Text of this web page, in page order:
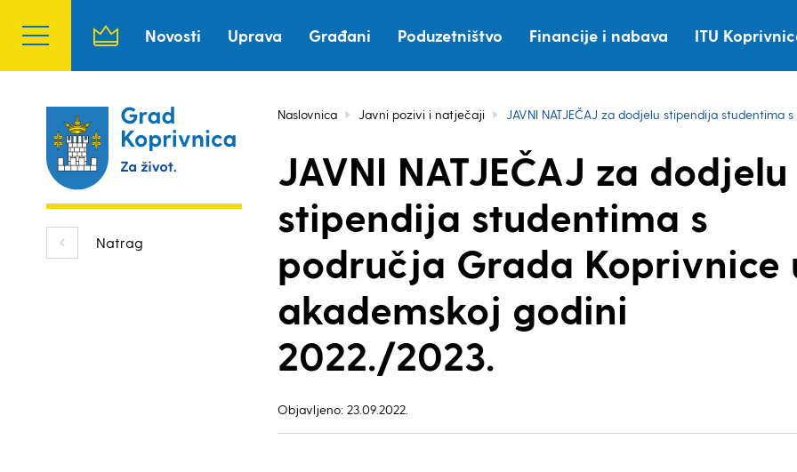
Novosti Uprava Građani Poduzetništvo Financije i nabava ITU
Natrag
Naslovnica Javni pozivi i natječaji JAVNI NATJEČAJ za dodjelu stipendija studentima
JAVNI NATJEČAJ za dodjelu
stipendija studentima s
područja Grada Koprivnice
akademskoj godini
2022./2023.
Objavljeno: 23.09.2022.